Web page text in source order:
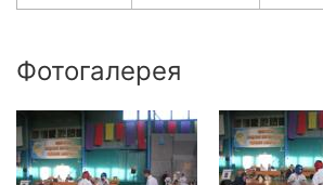
Фотогалерея